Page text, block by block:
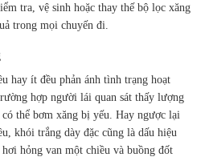
tra, vệ sinh hoặc thay thế bộ lọc xăng
trong mọi chuyến đi.
hay ít đều phản ánh tình trạng hoạt
hợp người lái quan sát thấy lượng
thể bơm xăng bị yếu. Hay ngược lại
khói trắng dày đặc cũng là dấu hiệu
hỏng van một chiều và buồng đốt